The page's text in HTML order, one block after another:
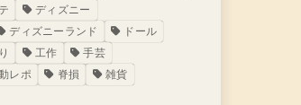
ディズニー
ディズニーランド
ドール
工作
手芸
レポ 脊損 雑貨